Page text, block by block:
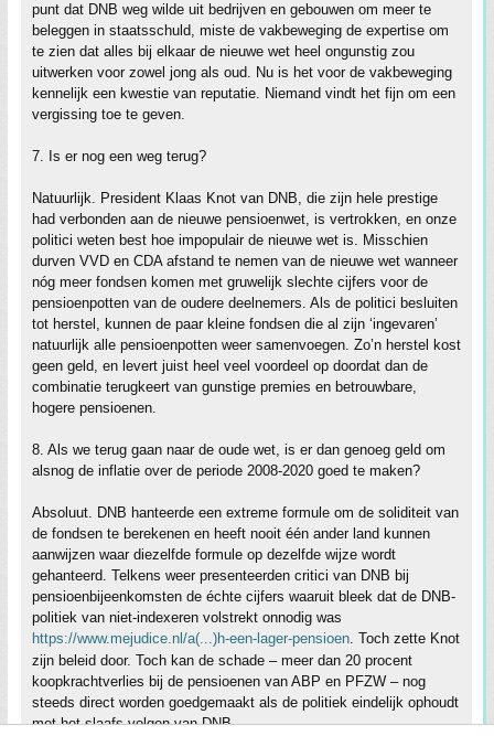
punt dat DNB weg wilde uit bedrijven en gebouwen om meer te
beleggen in staatsschuld, miste de vakbeweging de expertise om
te zien dat alles bij elkaar de nieuwe wet heel ongunstig zou
uitwerken voor zowel jong als oud. Nu is het voor de vakbeweging
kennelijk een kwestie van reputatie. Niemand vindt het fijn om een
vergissing toe te geven.
7. Is er nog een weg terug?
Natuurlijk. President Klaas Knot van DNB, die zijn hele prestige
had verbonden aan de nieuwe pensioenwet, is vertrokken, en onze
politici weten best hoe impopulair de nieuwe wet is. Misschien
durven VVD en CDA afstand te nemen van de nieuwe wet wanneer
nóg meer fondsen komen met gruwelijk slechte cijfers voor de
pensioenpotten van de oudere deelnemers. Als de politici besluiten
tot herstel, kunnen de paar kleine fondsen die al zijn ‘ingevaren’
natuurlijk alle pensioenpotten weer samenvoegen. Zo’n herstel kost
geen geld, en levert juist heel veel voordeel op doordat dan de
combinatie terugkeert van gunstige premies en betrouwbare,
hogere pensioenen.
8. Als we terug gaan naar de oude wet, is er dan genoeg geld om
alsnog de inflatie over de periode 2008-2020 goed te maken?
Absoluut. DNB hanteerde een extreme formule om de soliditeit van
de fondsen te berekenen en heeft nooit één ander land kunnen
aanwijzen waar diezelfde formule op dezelfde wijze wordt
gehanteerd. Telkens weer presenteerden critici van DNB bij
pensioenbijeenkomsten de échte cijfers waaruit bleek dat de DNB-
politiek van niet-indexeren volstrekt onnodig was
https://www.mejudice.nl/a(...)h-een-lager-pensioen. Toch zette Knot
zijn beleid door. Toch kan de schade – meer dan 20 procent
koopkrachtverlies bij de pensioenen van ABP en PFZW – nog
steeds direct worden goedgemaakt als de politiek eindelijk ophoudt
met het slaafs volgen van DNB.